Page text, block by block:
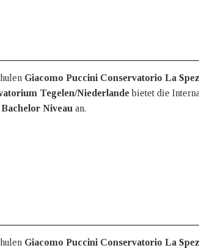
Giacomo Puccini Conservatorio La
Tegelen/Niederlandebietet die
Niveau an.
Giacomo Puccini Conservatorio La